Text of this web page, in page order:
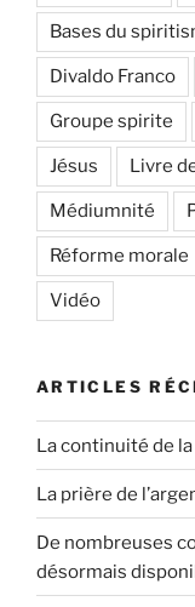
Bases du
Divaldo Franco
Groupe spirite
Jésus Livre
Médiumnité
Réforme morale
Vidéo
ARTICLES
La continuité de
La prière de
De nombreuses
désormais